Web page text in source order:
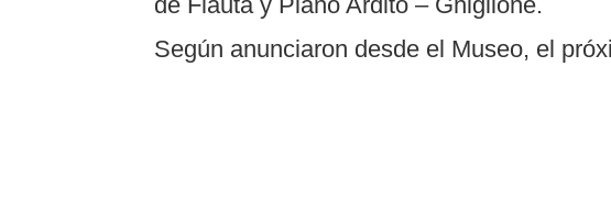
Según anunciaron desde el Museo, el